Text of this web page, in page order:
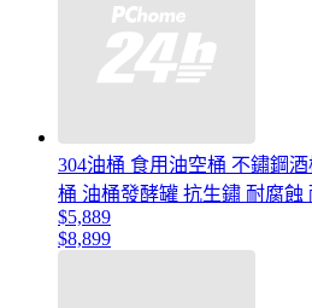
304油桶 食用油空桶 不鏽鋼
桶 油桶發酵罐 抗生鏽 耐腐蝕
$5,889
$8,899